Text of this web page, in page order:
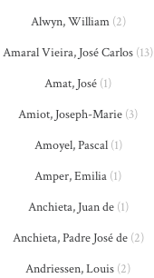
Alwyn, William(2)
Amaral Vieira, José Carlos (13)
Amat, José (1)
Amiot, Joseph-Marie (3)
Amoyel, Pascal(1)
Amper, Emilia (1)
Anchieta, Juan de(1)
Anchieta, Padre José de(2)
Andriessen, Louis (2)